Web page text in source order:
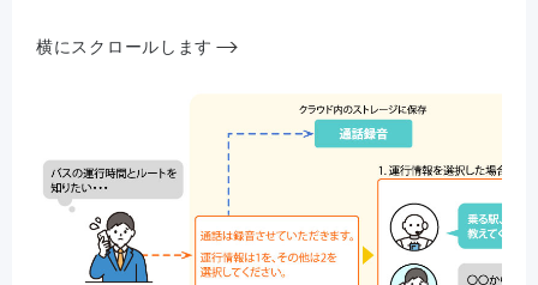
横にスクロールします